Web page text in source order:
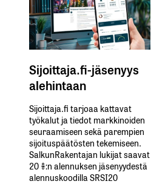
Sijoittaja.fi-jäsenyys
alehintaan
Sijoittaja.fi tarjoaa kattavat
työkalut ja tiedot markkinoiden
seuraamiseen sekä parempien
sijoituspäätösten tekemiseen.
SalkunRakentajan lukijat saavat
20 %:n alennuksen jäsenyydestä
alennuskoodilla SRSI20